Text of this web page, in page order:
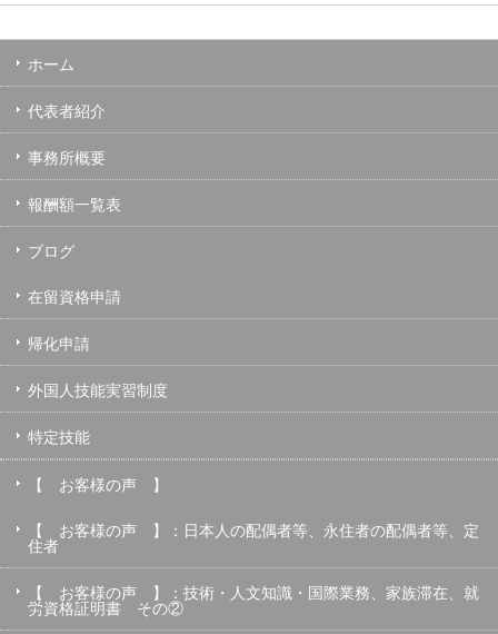
ホーム
代表者紹介
事務所概要
報酬額一覧表
ブログ
在留資格申請
帰化申請
外国人技能実習制度
特定技能
【 お客様の声 】
【 お客様の声 】：日本人の配偶者等、永住者の配偶者等、定
住者
【 お客様の声 】：技術・人文知識・国際業務、家族滞在、就
労資格証明書 その②